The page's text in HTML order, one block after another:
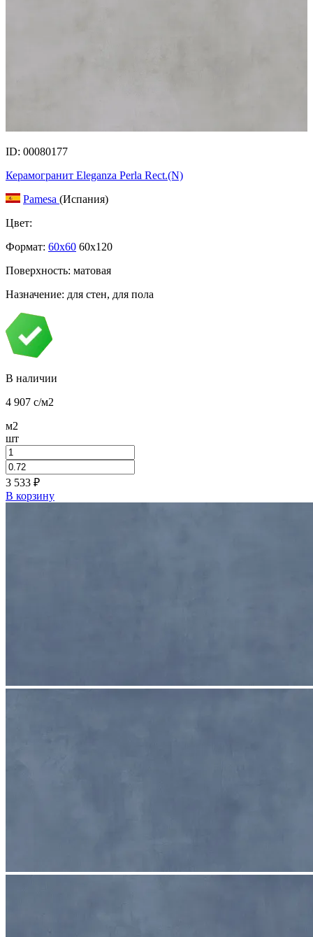
ID: 00080177
Керамогранит Eleganza Perla Rect.(N)
Pamesa (Испания)
Цвет:
Формат: 60x60 60x120
Поверхность: матовая
Назначение: для стен, для пола
В наличии
4 907 c/м2
м2
шт
3 533 ₽
В корзину